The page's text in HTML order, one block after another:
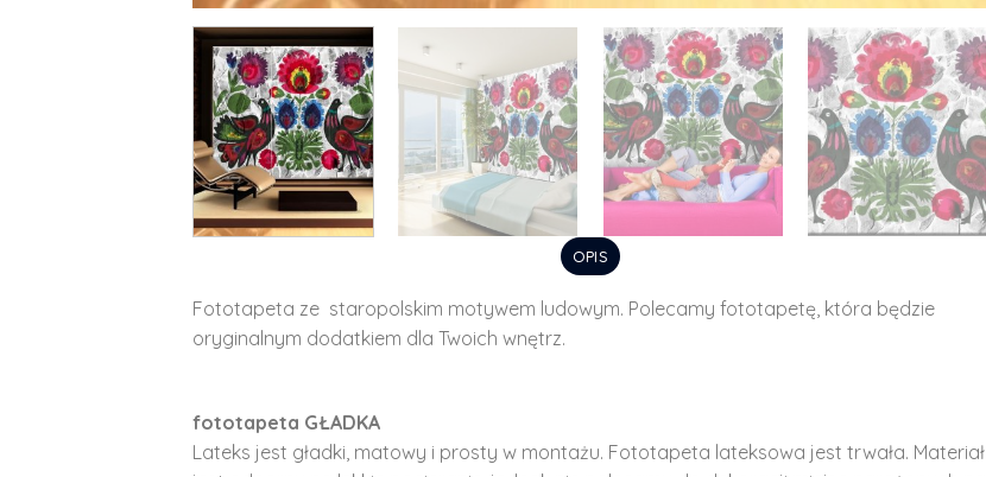
OPIS
Fototapeta ze staropolskim motywem ludowym. Polecamy fototapetę, która będzie
oryginalnym dodatkiem dla Twoich wnętrz.
fototapeta GŁADKA
Lateks jest gładki, matowy i prosty w montażu. Fototapeta lateksowa jest trwała. Materiał